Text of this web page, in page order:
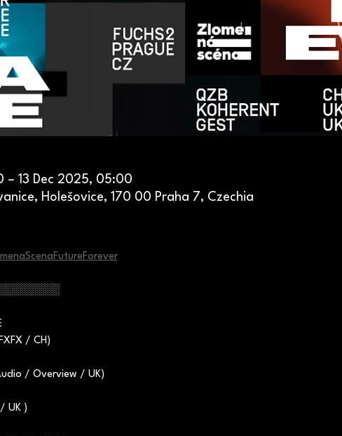
– 13 Dec 2025, 05:00
Holešovice, 170 00 Praha 7, Czechia
/ CH)
/ Overview / UK)
UK )